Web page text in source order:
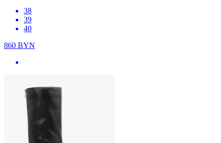
38
39
40
860 BYN